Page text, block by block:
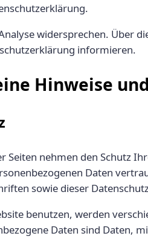
widersprechen. Über
informieren.
Hinweise
Seiten nehmen den Schutz
Daten
sowie dieser
benutzen, werden
Daten sind Daten,